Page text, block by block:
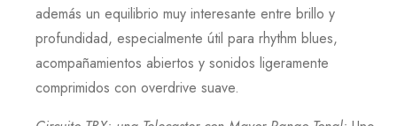
además un equilibrio muy interesante entre brillo y
profundidad, especialmente útil para rhythm blues,
acompañamientos abiertos y sonidos ligeramente
comprimidos con overdrive suave.